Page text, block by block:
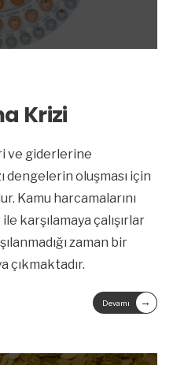
Krizi
ve giderlerine
dengelerin oluşması için
Kamu harcamalarını
karşılamaya çalışırlar
zaman bir
çıkmaktadır.
Devamı →